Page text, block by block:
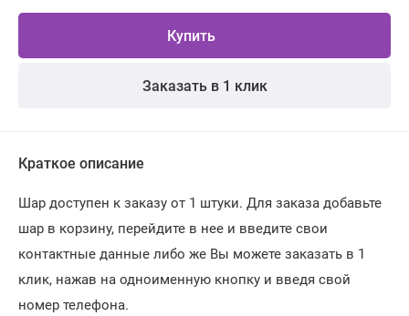
Купить
Заказать в 1 клик
Краткое описание
Шар доступен к заказу от 1 штуки. Для заказа добавьте
шар в корзину, перейдите в нее и введите свои
контактные данные либо же Вы можете заказать в 1
клик, нажав на одноименную кнопку и введя свой
номер телефона.